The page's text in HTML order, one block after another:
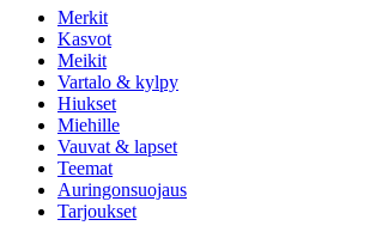
Merkit
Kasvot
Meikit
Vartalo & kylpy
Hiukset
Miehille
Vauvat & lapset
Teemat
Auringonsuojaus
Tarjoukset